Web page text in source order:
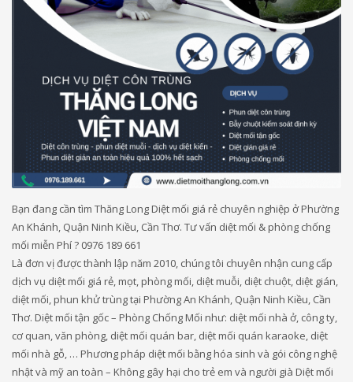
Bạn đang cần tìm Thăng Long Diệt mối giá rẻ chuyên nghiệp ở Phường
An Khánh, Quận Ninh Kiều, Cần Thơ. Tư vấn diệt mối & phòng chống
mối miễn Phí ? 0976 189 661
Là đơn vị được thành lập năm 2010, chúng tôi chuyên nhận cung cấp
dịch vụ diệt mối giá rẻ, mọt, phòng mối, diệt muỗi, diệt chuột, diệt gián,
diệt mối, phun khử trùng tại Phường An Khánh, Quận Ninh Kiều, Cần
Thơ. Diệt mối tận gốc – Phòng Chống Mối như: diệt mối nhà ở, công ty,
cơ quan, văn phòng, diệt mối quán bar, diệt mối quán karaoke, diệt
mối nhà gỗ, … Phương pháp diệt mối bằng hóa sinh và gói công nghệ
nhật và mỹ an toàn – Không gây hại cho trẻ em và người già Diệt mối